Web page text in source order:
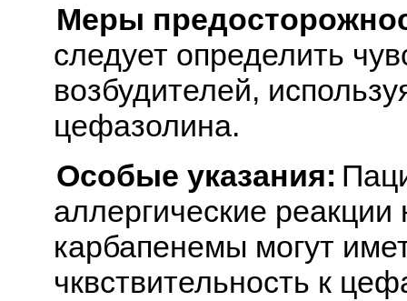
Меры
следует определить
возбудителей,
цефазолина.
Особые указания:
аллергические
карбапенемы могут
чквствительность к